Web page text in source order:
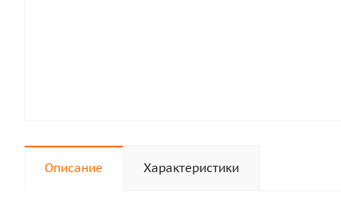
Описание Характеристики